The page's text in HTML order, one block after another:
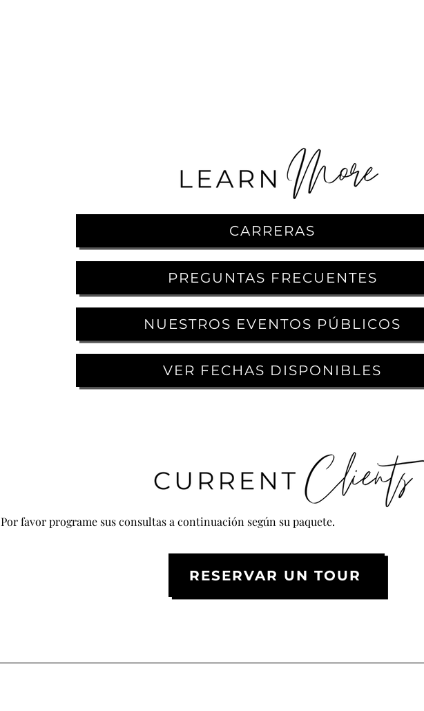
CARRERAS
PREGUNTAS FRECUENTES
NUESTROS EVENTOS PÚBLICOS
VER FECHAS DISPONIBLES
Por favor programe sus consultas a continuación según su paquete.
RESERVAR UN TOUR